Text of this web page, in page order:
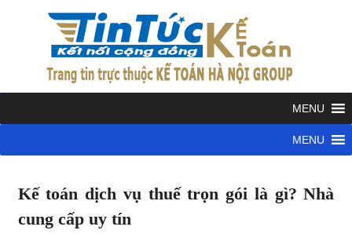
TOÁN
HÀ
NỘI
Kết
toán
Dịch
vụ
Kế toán dịch vụ thuế trọn gói là gì? Nhà
cung cấp uy tín